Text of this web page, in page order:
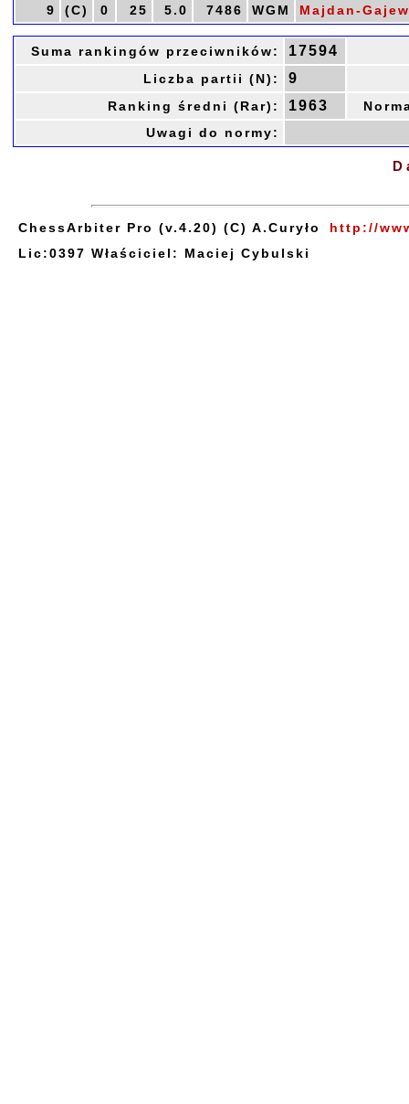
9
(C) 0 25 5.0 7486 WGM Majdan-
Suma rankingów przeciwników: 17594
Liczba partii (N): 9
Ranking średni (Rar): 1963
Uwagi do normy:
ChessArbiter Pro (v.4.20) (C) A.Curyło
http://
Lic:0397 Właściciel: Maciej Cybulski